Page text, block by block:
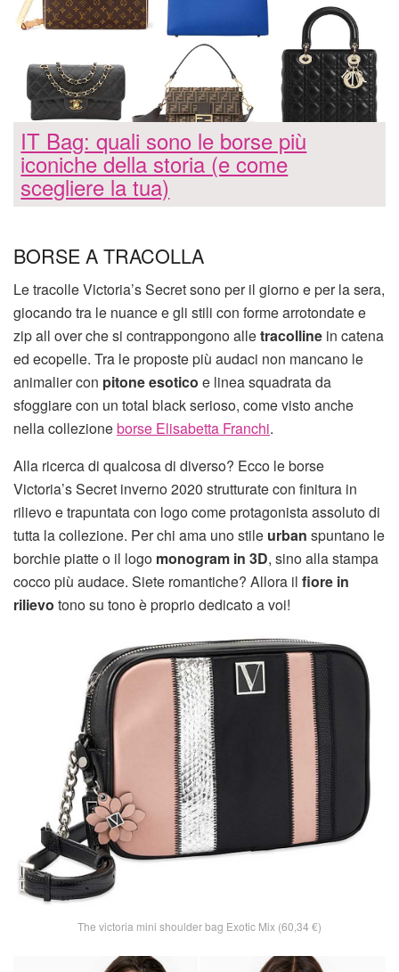
IT Bag: quali sono le borse più
iconiche della storia (e come
scegliere la tua)
BORSE A TRACOLLA
Le tracolle Victoria’s Secret sono per il giorno e per la sera,
giocando tra le nuance e gli stili con forme arrotondate e
zip all over che si contrappongono alletracolline in catena
ed ecopelle. Tra le proposte più audaci non mancano le
animalier con pitone esotico e linea squadrata da
sfoggiare con un total black serioso, come visto anche
nella collezioneborse Elisabetta Franchi.
Alla ricerca di qualcosa di diverso? Ecco le borse
Victoria’s Secret inverno 2020 strutturate con finitura in
rilievo e trapuntata con logo come protagonista assoluto di
tutta la collezione. Per chi ama uno stile urban spuntano le
borchie piatte o il logo monogram in 3D, sino alla stampa
cocco più audace. Siete romantiche? Allora il fiore in
rilievo tono su tono è proprio dedicato a voi!
The victoria mini shoulder bag Exotic Mix (60,34 €)